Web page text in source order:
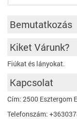
Bemutatkozás
Kiket Várunk?
Fiúkat és lányokat.
Kapcsolat
Cím: 2500 Esztergom
Telefonszám: